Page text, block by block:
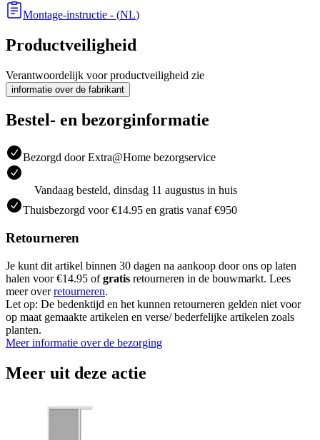
Montage-instructie - (NL)
Productveiligheid
Verantwoordelijk voor productveiligheid zie
informatie over de fabrikant
Bestel- en bezorginformatie
Bezorgd door Extra@Home bezorgservice
Vandaag besteld, dinsdag 11 augustus in huis
Thuisbezorgd voor €14.95 en gratis vanaf €950
Retourneren
Je kunt dit artikel binnen 30 dagen na aankoop door ons op laten
halen voor €14.95 ofgratis retourneren in de bouwmarkt. Lees
meer overretourneren.
Let op: De bedenktijd en het kunnen retourneren gelden niet voor
op maat gemaakte artikelen en verse/ bederfelijke artikelen zoals
planten.
Meer informatie over de bezorging
Meer uit deze actie